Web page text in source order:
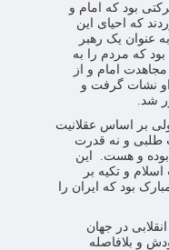
بود که امام و
که احیای این
عنوان یک رهبر
که مردم را به
امام و از
او نشات گرفت و
شد.
بر اساس عقلانیت
طلبی و نه قدرت
بوده و هست. این
و تکیه بر
بود که ایران را
در جهان
و بلافاصله